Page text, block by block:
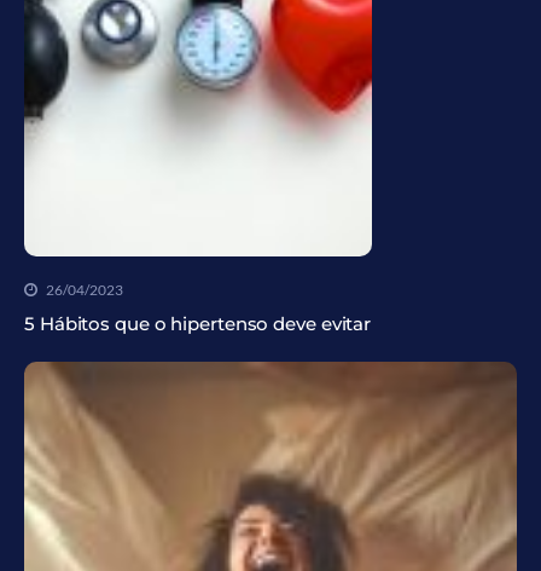
26/04/2023
5 Hábitos que o hipertenso deve evitar